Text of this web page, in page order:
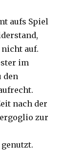
aufs Spiel
auf.
im
den
nach der
zur